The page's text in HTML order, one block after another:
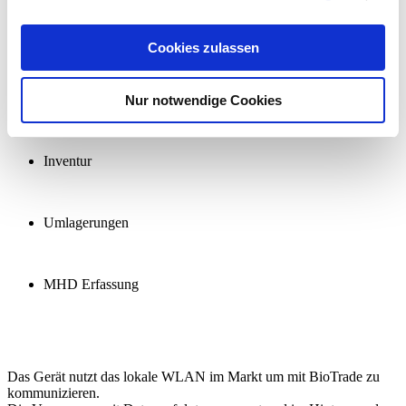
Cookies zulassen
Nur notwendige Cookies
Inventur
Umlagerungen
MHD Erfassung
Das Gerät nutzt das lokale WLAN im Markt um mit BioTrade zu
kommunizieren.